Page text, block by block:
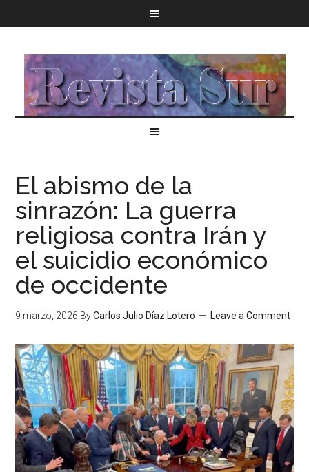
El abismo de la
sinrazón: La guerra
religiosa contra Irán y
el suicidio económico
de occidente
9 marzo, 2026 ByCarlos Julio Díaz Lotero Leave a Comment